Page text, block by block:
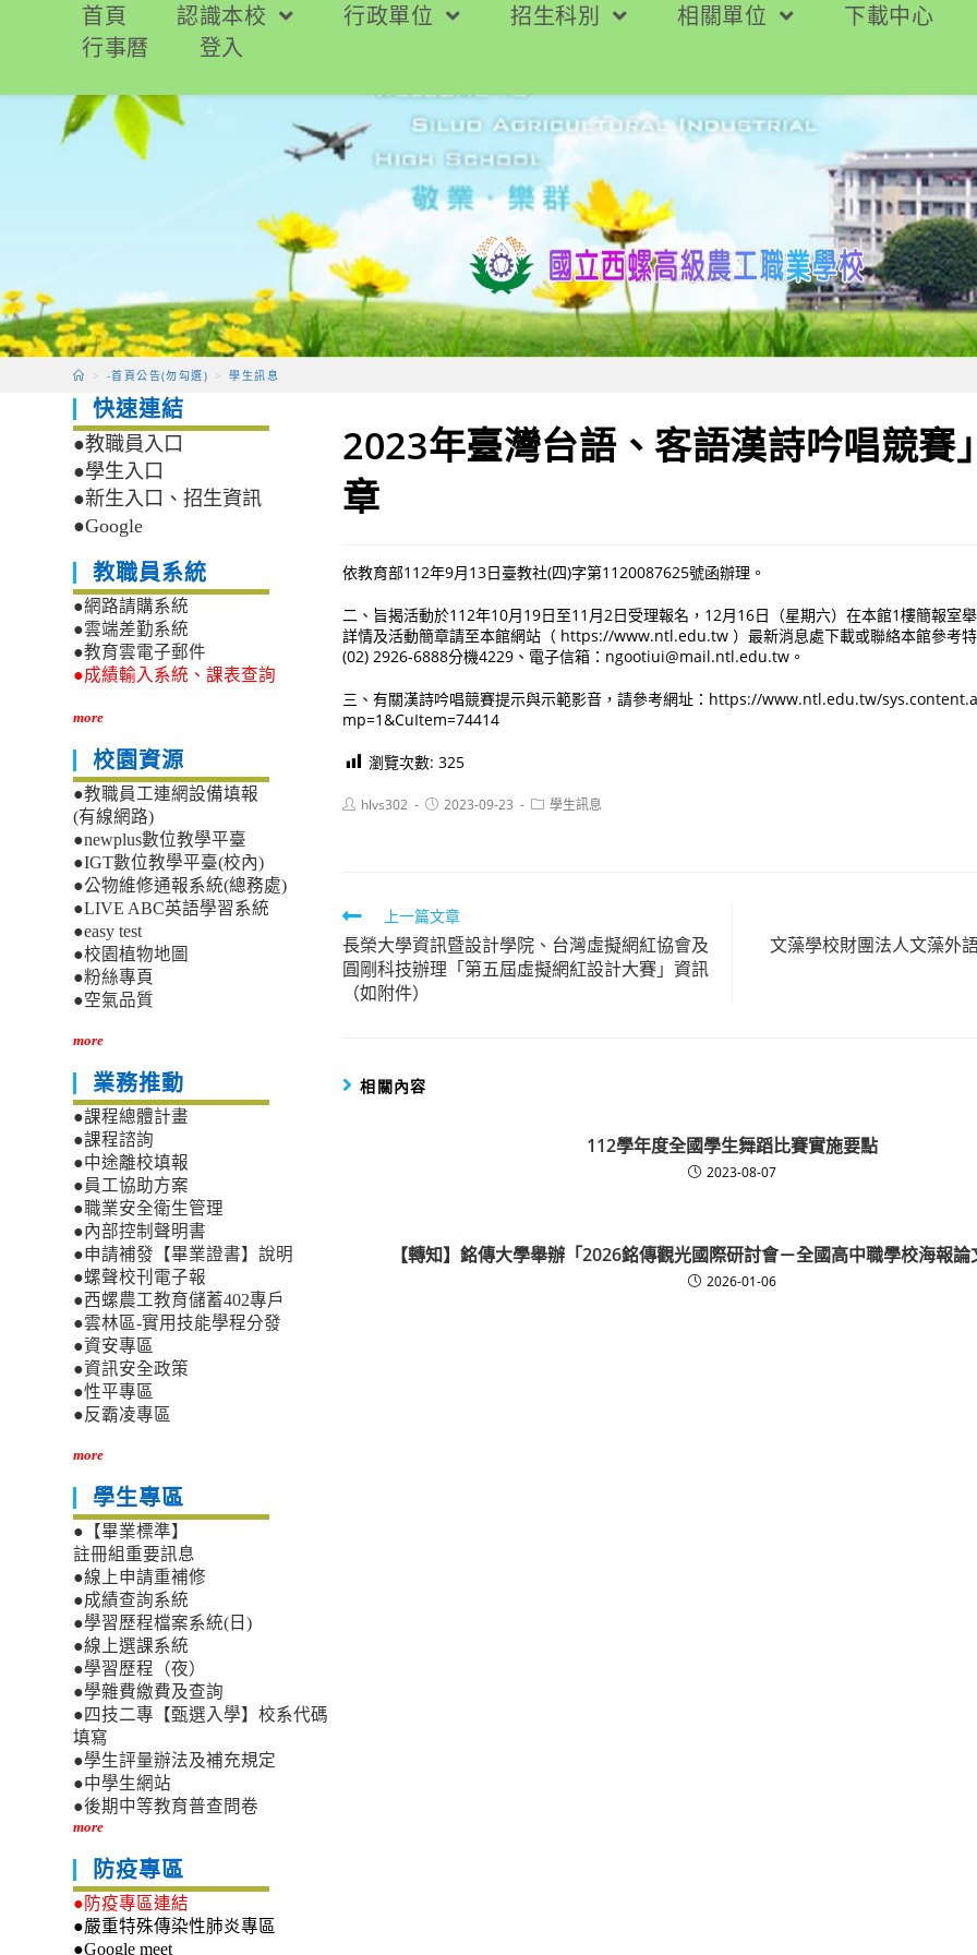
要
首頁 認識本校 行政單位 招生科別 相關單位 下載中心
行事曆
登入
> -首頁公告(勿勾選) > 學生訊息
2023年臺灣台語、客語漢詩吟唱競賽
章
依教育部112年9月13日臺教社(四)字第1120087625號函辦理。
二、旨揭活動於112年10月19日至11月2日受理報名，12月16日（星期六）在本館1樓簡報室
詳情及活動簡章請至本館網站（ https://www.ntl.edu.tw ）最新消息處下載或聯絡本館參考特
(02) 2926-6888分機4229、電子信箱：ngootiui@mail.ntl.edu.tw。
三、有關漢詩吟唱競賽提示與示範影音，請參考網址：https://www.ntl.edu.tw/
mp=1&CuItem=74414
瀏覽次數: 325
Posthlvs302
Post2023-09-23
Post學生訊息
Read
more
articles
上一篇文章
長榮大學資訊暨設計學院、台灣虛擬網紅協會及
圓剛科技辦理「第五屆虛擬網紅設計大賽」資訊
（如附件）
文藻學校財團法人文藻外
相關內容
112學年度全國學生舞蹈比賽實施要點
2023-08-07
【轉知】銘傳大學舉辦「2026銘傳觀光國際研討會－全國高中職學校海報論
2026-01-06
快速連結
●教職員入口
●學生入口
●新生入口、招生資訊
●Google
教職員系統
●網路請購系統
●雲端差勤系統
●教育雲電子郵件
●成績輸入系統、課表查詢
more
校園資源
●教職員工連網設備填報
(有線網路)
●newplus數位教學平臺
●IGT數位教學平臺(校內)
●公物維修通報系統(總務處)
●LIVE ABC英語學習系統
●easy test
●校園植物地圖
●粉絲專頁
●空氣品質
more
業務推動
●課程總體計畫
●課程諮詢
●中途離校填報
●員工協助方案
●職業安全衛生管理
●內部控制聲明書
●申請補發【畢業證書】說明
●螺聲校刊電子報
●西螺農工教育儲蓄402專戶
●雲林區-實用技能學程分發
●資安專區
●資訊安全政策
●性平專區
●反霸凌專區
more
學生專區
●【畢業標準】
註冊組重要訊息
●線上申請重補修
●成績查詢系統
●學習歷程檔案系統(日)
●線上選課系統
●學習歷程（夜）
●學雜費繳費及查詢
●四技二專【甄選入學】校系代碼
填寫
●學生評量辦法及補充規定
●中學生網站
●後期中等教育普查問卷
more
防疫專區
●防疫專區連結
●嚴重特殊傳染性肺炎專區
●Google meet